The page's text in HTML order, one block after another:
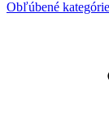
Obľúbené kategórie